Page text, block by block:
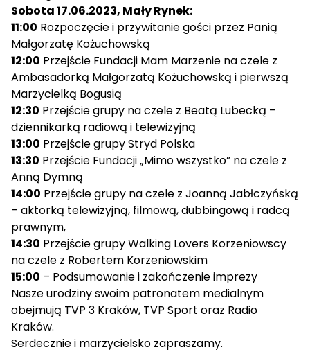
Sobota 17.06.2023, Mały Rynek:
11:00 Rozpoczęcie i przywitanie gości przez Panią
Małgorzatę Kożuchowską
12:00 Przejście Fundacji Mam Marzenie na czele z
Ambasadorką Małgorzatą Kożuchowską i pierwszą
Marzycielką Bogusią
12:30 Przejście grupy na czele z Beatą Lubecką –
dziennikarką radiową i telewizyjną
13:00 Przejście grupy Stryd Polska
13:30 Przejście Fundacji „Mimo wszystko” na czele z
Anną Dymną
14:00 Przejście grupy na czele z Joanną Jabłczyńską
– aktorką telewizyjną, filmową, dubbingową i radcą
prawnym,
14:30 Przejście grupy Walking Lovers Korzeniowscy
na czele z Robertem Korzeniowskim
15:00 – Podsumowanie i zakończenie imprezy
Nasze urodziny swoim patronatem medialnym
obejmują TVP 3 Kraków, TVP Sport oraz Radio
Kraków.
Serdecznie i marzycielsko zapraszamy.